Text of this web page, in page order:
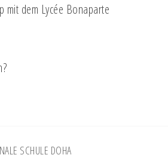
mit dem Lycée Bonaparte
SCHULE DOHA